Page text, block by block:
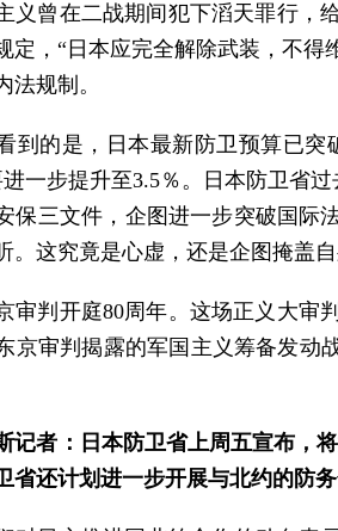
义曾在二战期间犯下滔天罪行，
定，“日本应完全解除武装，不
法规制。
到的是，日本最新防卫预算已突
一步提升至3.5％。日本防卫省
保三文件，企图进一步突破国际
。这究竟是心虚，还是企图掩盖
审判开庭80周年。这场正义大审
京审判揭露的军国主义筹备发动
记者：日本防卫省上周五宣布，
省还计划进一步开展与北约的防